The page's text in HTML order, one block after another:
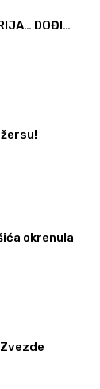
DOĐI…
okrenula